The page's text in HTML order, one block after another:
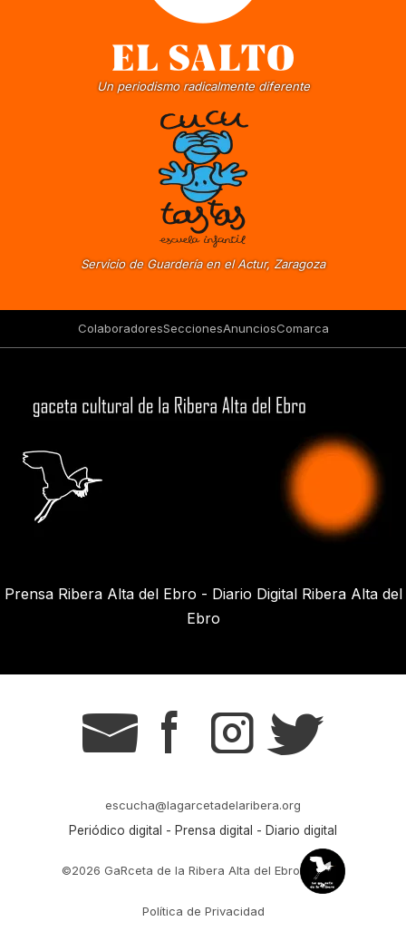
Un periodismo radicalmente diferente
Servicio de Guardería en el Actur, Zaragoza
ColaboradoresSeccionesAnunciosComarca
Prensa Ribera Alta del Ebro - Diario Digital Ribera Alta del
Ebro
g s t r
escucha@lagarcetadelaribera.org
Periódico digital - Prensa digital - Diario digital
©2026 GaRceta de la Ribera Alta del Ebro
Política de Privacidad